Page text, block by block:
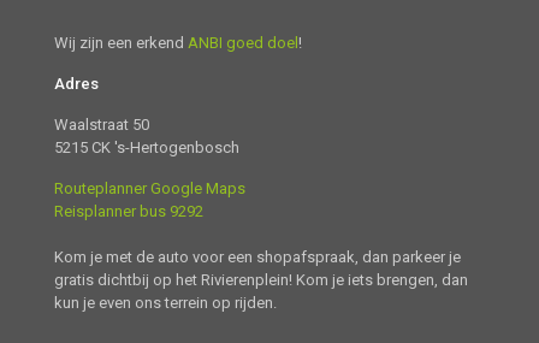
Wij zijn een erkend ANBI goed doel !
Adres
Waalstraat 50
5215 CK 's-Hertogenbosch
Routeplanner Google Maps
Reisplanner bus 9292
Kom je met de auto voor een shopafspraak, dan parkeer je
gratis dichtbij op het Rivierenplein! Kom je iets brengen, dan
kun je even ons terrein op rijden.